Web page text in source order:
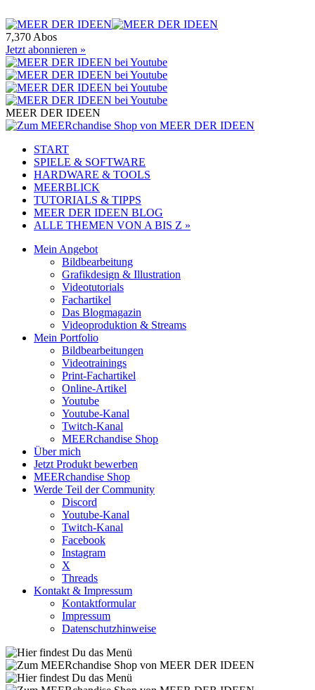
7,370 Abos
Jetzt abonnieren »
MEER DER IDEEN
START
SPIELE & SOFTWARE
HARDWARE & TOOLS
MEERBLICK
TUTORIALS & TIPPS
MEER DER IDEEN BLOG
ALLE THEMEN VON A BIS Z »
Mein Angebot
Bildbearbeitung
Grafikdesign & Illustration
Videotutorials
Fachartikel
Das Blogmagazin
Videoproduktion & Streams
Mein Portfolio
Bildbearbeitungen
Videotrainings
Print-Fachartikel
Online-Artikel
Youtube
Youtube-Kanal
Twitch-Kanal
MEERchandise Shop
Über mich
Jetzt Produkt bewerben
MEERchandise Shop
Werde Teil der Community
Discord
Youtube-Kanal
Twitch-Kanal
Facebook
Instagram
X
Threads
Kontakt & Impressum
Kontaktformular
Impressum
Datenschutzhinweise